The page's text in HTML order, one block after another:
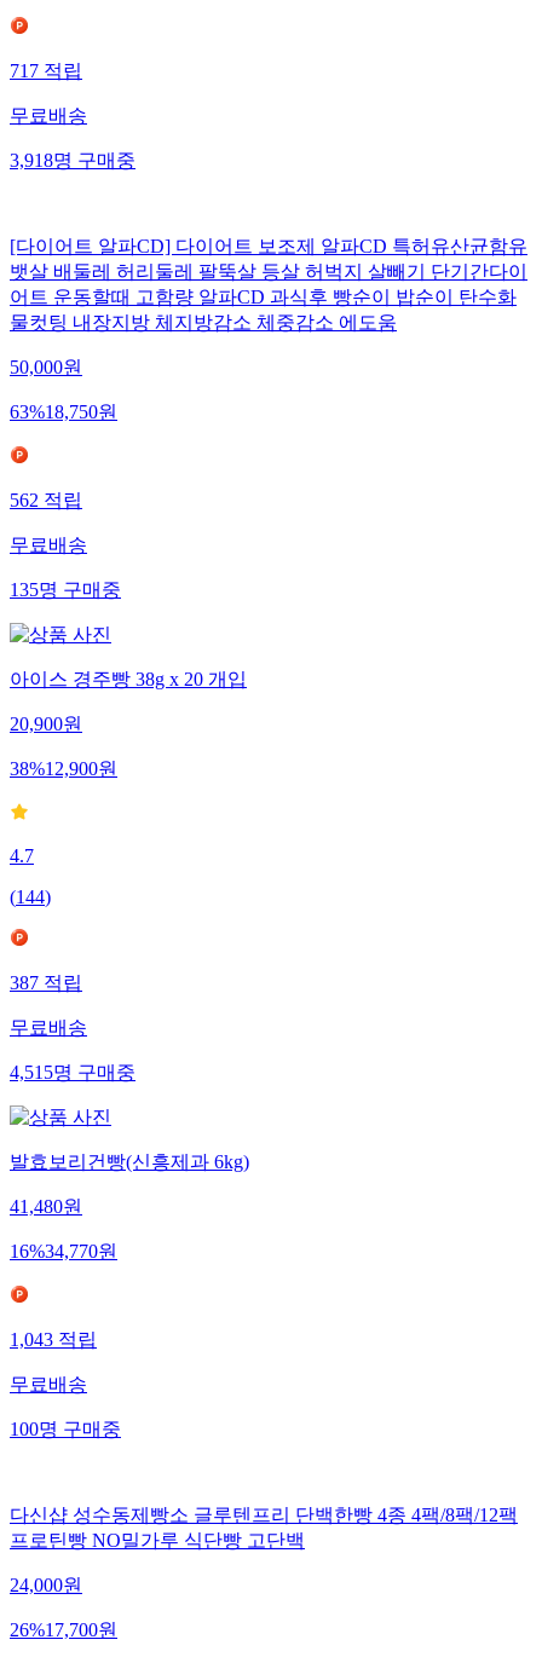
717 적립
무료배송
3,918명 구매중
[다이어트 알파CD] 다이어트 보조제 알파CD 특허유산균함유
뱃살 배둘레 허리둘레 팔뚝살 등살 허벅지 살빼기 단기간다이
어트 운동할때 고함량 알파CD 과식후 빵순이 밥순이 탄수화
물컷팅 내장지방 체지방감소 체중감소 에도움
50,000원
63%18,750원
562적립
무료배송
135명구매중
아이스 경주빵 38g x 20 개입
20,900원
38%12,900원
4.7
(144)
387적립
무료배송
4,515명구매중
발효보리건빵(신흥제과 6kg)
41,480원
16%34,770원
1,043적립
무료배송
100명구매중
다신샵 성수동제빵소 글루텐프리 단백한빵 4종 4팩/8팩/12팩
프로틴빵 NO밀가루 식단빵 고단백
24,000원
26%17,700원